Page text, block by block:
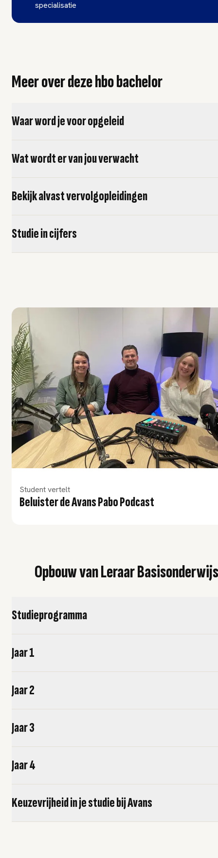
specialisatie
Meer over deze hbo bachelor
Waar word je voor opgeleid
Wat wordt er van jou verwacht
Bekijk alvast vervolgopleidingen
Studie in cijfers
overslaan
Student vertelt
Beluister de Avans Pabo Podcast
Opbouw van Leraar
Studieprogramma
Jaar 1
Jaar 2
Jaar 3
Jaar 4
Keuzevrijheid in je studie bij Avans